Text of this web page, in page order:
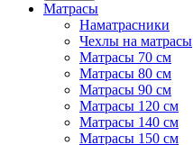
Матрасы
Наматрасники
Чехлы на матрасы
Матрасы 70 см
Матрасы 80 см
Матрасы 90 см
Матрасы 120 см
Матрасы 140 см
Матрасы 150 см